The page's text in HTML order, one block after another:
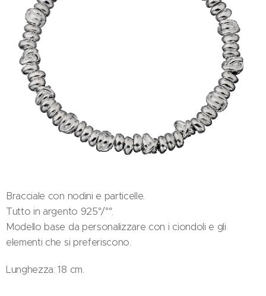
Bracciale con nodini e particelle
Tutto in argento 925°/°°.
Modello base da personalizzare con i ciondoli e gli
elementi che si preferiscono.
Lunghezza: 18 cm.